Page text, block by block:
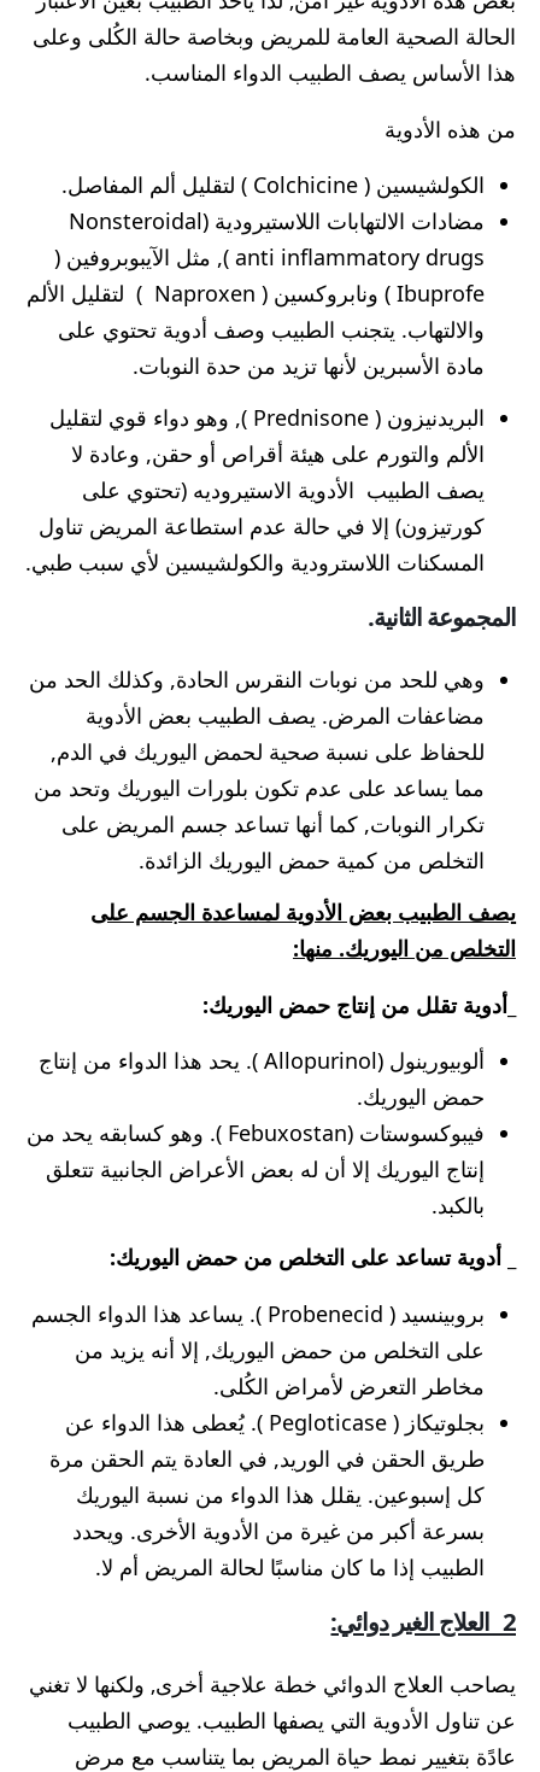
الحالة الصحية العامة للمريض وبخاصة حالة الكُلى وعلى
هذا الأساس يصف الطبيب الدواء المناسب.
من هذه الأدوية
الكولشيسين ( Colchicine ) لتقليل ألم المفاصل.
مضادات الالتهابات اللاستيرودية (Nonsteroidal
anti inflammatory drugs ), مثل الآيبوبروفين (
Ibuprofe ) ونابروكسين ( Naproxen ) لتقليل الألم
والالتهاب. يتجنب الطبيب وصف أدوية تحتوي على
مادة الأسبرين لأنها تزيد من حدة النوبات.
البريدنيزون ( Prednisone ), وهو دواء قوي لتقليل
الألم والتورم على هيئة أقراص أو حقن, وعادة لا
يصف الطبيب الأدوية الاستيروديه (تحتوي على
كورتيزون) إلا في حالة عدم استطاعة المريض تناول
المسكنات اللاسترودية والكولشيسين لأي سبب طبي.
المجموعة الثانية.
وهي للحد من نوبات النقرس الحادة, وكذلك الحد من
مضاعفات المرض. يصف الطبيب بعض الأدوية
للحفاظ على نسبة صحية لحمض اليوريك في الدم,
مما يساعد على عدم تكون بلورات اليوريك وتحد من
تكرار النوبات, كما أنها تساعد جسم المريض على
التخلص من كمية حمض اليوريك الزائدة.
يصف الطبيب بعض الأدوية لمساعدة الجسم على
التخلص من اليوريك. منها:
_أدوية تقلل من إنتاج حمض اليوريك:
ألوبيورينول (Allopurinol ). يحد هذا الدواء من إنتاج
حمض اليوريك.
فيبوكسوستات (Febuxostan ). وهو كسابقه يحد من
إنتاج اليوريك إلا أن له بعض الأعراض الجانبية تتعلق
بالكبد.
_ أدوية تساعد على التخلص من حمض اليوريك:
بروبينسيد ( Probenecid ). يساعد هذا الدواء الجسم
على التخلص من حمض اليوريك, إلا أنه يزيد من
مخاطر التعرض لأمراض الكُلى.
بجلوتيكاز ( Pegloticase ). يُعطى هذا الدواء عن
طريق الحقن في الوريد, في العادة يتم الحقن مرة
كل إسبوعين. يقلل هذا الدواء من نسبة اليوريك
بسرعة أكبر من غيرة من الأدوية الأخرى. ويحدد
الطبيب إذا ما كان مناسبًا لحالة المريض أم لا.
2_ العلاج الغير دوائي:
يصاحب العلاج الدوائي خطة علاجية أخرى, ولكنها لا تغني
عن تناول الأدوية التي يصفها الطبيب. يوصي الطبيب
عادًة بتغيير نمط حياة المريض بما يتناسب مع مرض